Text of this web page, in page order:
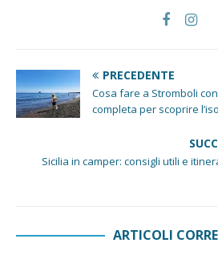
PRECEDENTE
Cosa fare a Stromboli
completa per scoprire
Sicilia in camper: consigli utili e
ARTICOLI